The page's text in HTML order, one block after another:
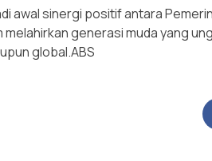
awal sinergi positif antara
generasi muda yang
global.ABS